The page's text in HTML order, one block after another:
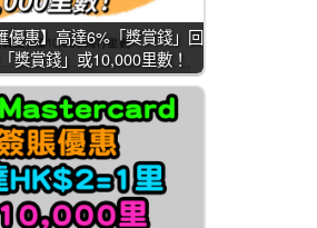
優惠】高達6%「獎賞錢」回
獎賞錢」或10,000里數！